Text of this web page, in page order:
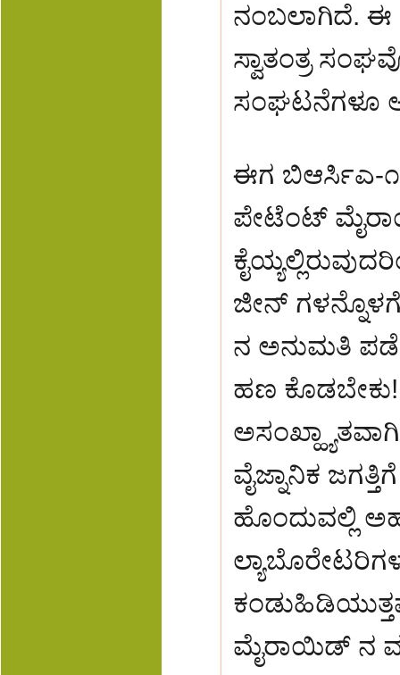
ನಂಬಲಾಗಿದೆ.
ಸ್ವಾತಂತ್ರ
ಸಂಘಟನೆಗಳೂ
ಈಗ ಬಿಆರ್ಸಿಎ-೧
ಪೇಟೆಂಟ್
ಜೀನ್
ನ ಅನುಮತಿ
ಹಣ
ವೈಜ್ನಾನಿಕ
ಹೊಂದುವಲ್ಲಿ
ಮೈರಾಯಿಡ್ ನ